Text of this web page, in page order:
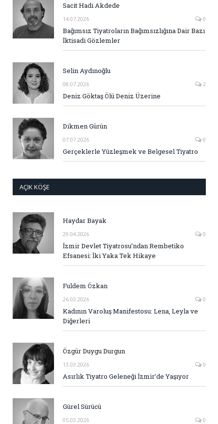
Sacit Hadi Akdede
14.07.2026 0
Bağımsız Tiyatroların Bağımsızlığına Dair Bazı
İktisadi Gözlemler
Selin Aydınoğlu
08.07.2026 2
Deniz Göktaş Ölü Deniz Üzerine
Dikmen Gürün
07.07.2026 0
Gerçeklerle Yüzleşmek ve Belgesel Tiyatro
AÇIK KÖŞE
Haydar Bayak
29.04.2026 0
İzmir Devlet Tiyatrosu’ndan Rembetiko
Efsanesi: İki Yaka Tek Hikaye
Fuldem Özkan
26.03.2026 0
Kadının Varoluş Manifestosu: Lena, Leyla ve
Diğerleri
Özgür Duygu Durgun
13.03.2026 0
Asırlık Tiyatro Geleneği İzmir’de Yaşıyor
Gürel Sürücü
05.03.2026 0